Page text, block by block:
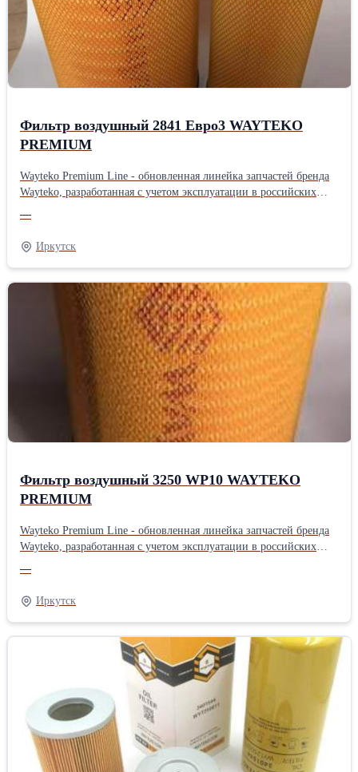
Фильтр воздушный 2841 Евро3 WAYTEKO
PREMIUM
Wayteko Premium Line - обновленная линейка запчастей бренда
Wayteko, разработанная с учетом эксплуатации в российских
современным оборудованием, дополнительным контролем
качества. В каждой упаковке есть сертификат качества. Все
предприятия, выпускающие Wayteko Premium Line прошли
сертификацию по стандарту ISO 9001. Особенности и
преимущества линейки Wayteko Premium: Wayteko Premium Line
разработаны для российских условий эксплуатации:и низких
температур Выгодная цена обеспечивается дотацией
производителя, чтобы большее количество потребителей могло
самостоятельно протестировать запчасти При производстве
используется только импортное высококачественное сырье На
производстве осуществляется дополнительный контроль качества
Новая прочная упаковка гарантирует отсутствие повреждений
при транспортировке и хранении запчастей На все запчасти
распространяется гарантия в соответствии с
законодательствомПроизводитель: Wayteko Тип техники:
—
Иркутск
Фильтр воздушный 3250 WP10 WAYTEKO
PREMIUM
Wayteko Premium Line - обновленная линейка запчастей бренда
Wayteko, разработанная с учетом эксплуатации в российских
современным оборудованием, дополнительным контролем
качества. В каждой упаковке есть сертификат качества. Все
предприятия, выпускающие Wayteko Premium Line прошли
сертификацию по стандарту ISO 9001. Особенности и
преимущества линейки Wayteko Premium: Wayteko Premium Line
разработаны для российских условий эксплуатации:и низких
температур Выгодная цена обеспечивается дотацией
производителя, чтобы большее количество потребителей могло
самостоятельно протестировать запчасти При производстве
используется только импортное высококачественное сырье На
производстве осуществляется дополнительный контроль качества
Новая прочная упаковка гарантирует отсутствие повреждений
—
Иркутск